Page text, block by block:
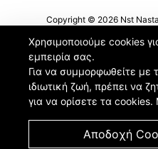
Χρησιμοποιούμε cookies
εμπειρία σας.
Για να συμμορφωθείτε με
ιδιωτική ζωή, πρέπει να
για να ορίσετε τα cookies.
Αποδοχή
Copyright © 2026 Nst